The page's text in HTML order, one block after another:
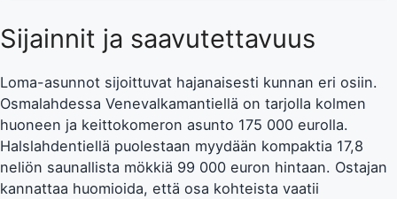
Sijainnit ja saavutettavuus
Loma-asunnot sijoittuvat hajanaisesti kunnan eri osiin.
Osmalahdessa Venevalkamantiellä on tarjolla kolmen
huoneen ja keittokomeron asunto 175 000 eurolla.
Halslahdentiellä puolestaan myydään kompaktia 17,8
neliön saunallista mökkiä 99 000 euron hintaan. Ostajan
kannattaa huomioida, että osa kohteista vaatii